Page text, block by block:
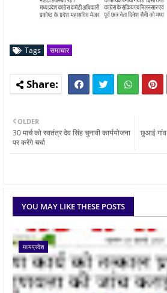
Tags समाचार
छुआई गांव
OLDER
30 मार्च को स्वतंत्र देव सिंह चुनावी कार्ययोजना
पर करेंगे चर्चा
YOU MAY LIKE THESE POSTS
मध्यप्रदेश